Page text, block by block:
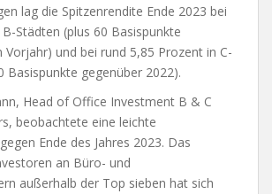
lag die Spitzenrendite Ende 2023 bei
Städten (plus 60 Basispunkte
Vorjahr) und bei rund 5,85 Prozent in C-
Basispunkte gegenüber 2022).
Head of Office Investment B & C
beobachtete eine leichte
Ende des Jahres 2023. Das
an Büro- und
außerhalb der Top sieben hat sich